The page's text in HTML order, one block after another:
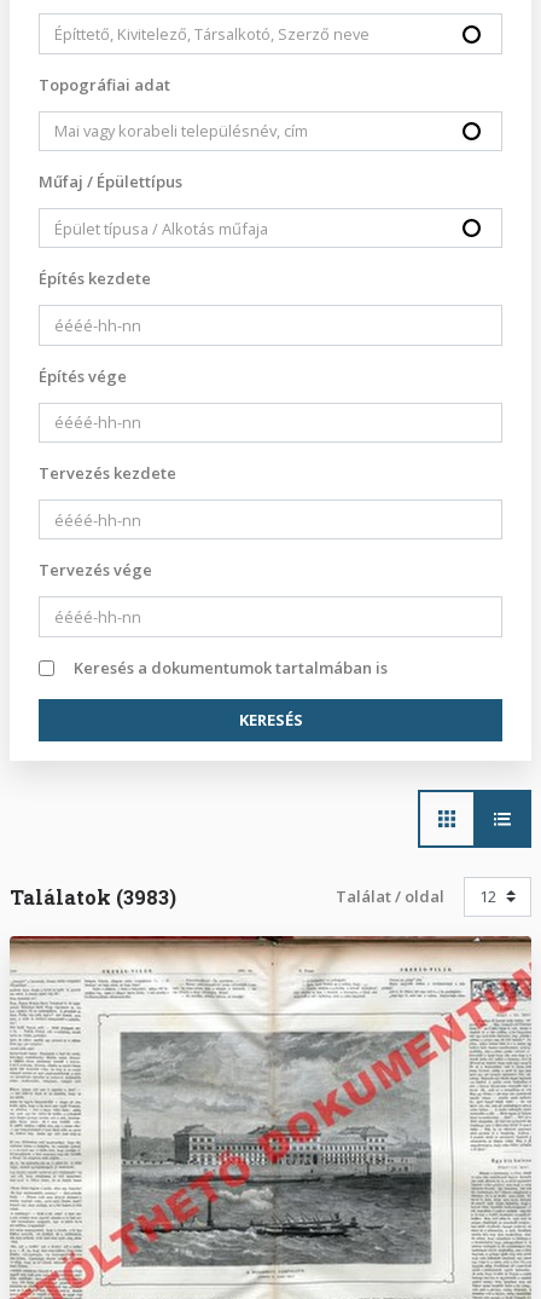
Topográfiai adat
Műfaj / Épülettípus
Építés kezdete
Építés vége
Tervezés kezdete
Tervezés vége
Keresés a dokumentumok tartalmában is
Main
navigation
Találatok (3983) Találat / oldal